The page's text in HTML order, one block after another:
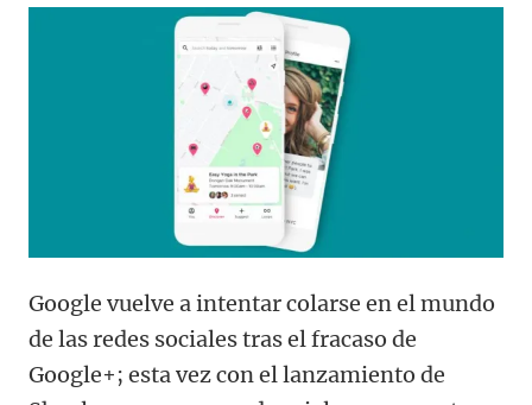
Google vuelve a intentar colarse en el mundo
de las redes sociales tras el fracaso de
Google+; esta vez con el lanzamiento de